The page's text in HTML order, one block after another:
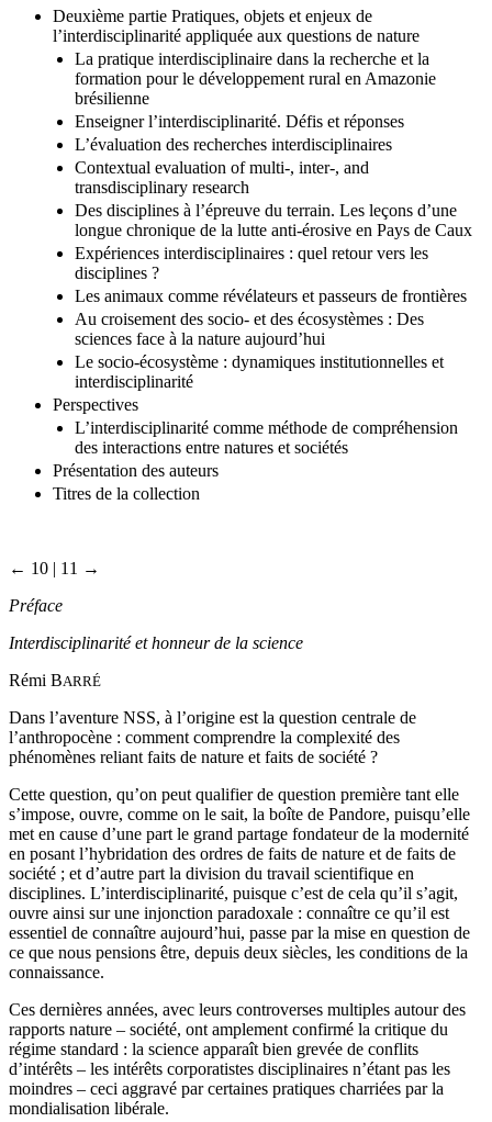
Deuxième partie Pratiques, objets et enjeux de
l’interdisciplinarité appliquée aux questions de nature
La pratique interdisciplinaire dans la recherche et la
formation pour le développement rural en Amazonie
brésilienne
Enseigner l’interdisciplinarité. Défis et réponses
L’évaluation des recherches interdisciplinaires
Contextual evaluation of multi-, inter-, and
transdisciplinary research
Des disciplines à l’épreuve du terrain. Les leçons d’une
longue chronique de la lutte anti-érosive en Pays de Caux
Expériences interdisciplinaires : quel retour vers les
disciplines ?
Les animaux comme révélateurs et passeurs de frontières
Au croisement des socio- et des écosystèmes : Des
sciences face à la nature aujourd’hui
Le socio-écosystème : dynamiques institutionnelles et
interdisciplinarité
Perspectives
L’interdisciplinarité comme méthode de compréhension
des interactions entre natures et sociétés
Présentation des auteurs
Titres de la collection
← 10 | 11 →
Préface
Interdisciplinarité et honneur de la science
Rémi BARRÉ
Dans l’aventure NSS, à l’origine est la question centrale de
l’anthropocène : comment comprendre la complexité des
phénomènes reliant faits de nature et faits de société ?
Cette question, qu’on peut qualifier de question première tant elle
s’impose, ouvre, comme on le sait, la boîte de Pandore, puisqu’elle
met en cause d’une part le grand partage fondateur de la modernité
en posant l’hybridation des ordres de faits de nature et de faits de
société ; et d’autre part la division du travail scientifique en
disciplines. L’interdisciplinarité, puisque c’est de cela qu’il s’agit,
ouvre ainsi sur une injonction paradoxale : connaître ce qu’il est
essentiel de connaître aujourd’hui, passe par la mise en question de
ce que nous pensions être, depuis deux siècles, les conditions de la
connaissance.
Ces dernières années, avec leurs controverses multiples autour des
rapports nature – société, ont amplement confirmé la critique du
régime standard : la science apparaît bien grevée de conflits
d’intérêts – les intérêts corporatistes disciplinaires n’étant pas les
moindres – ceci aggravé par certaines pratiques charriées par la
mondialisation libérale.